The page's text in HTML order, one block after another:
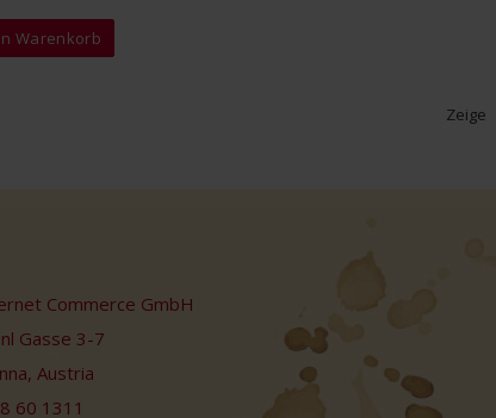
Warenkorb
Zeige
Commerce GmbH
Gasse 3-7
Austria
60 1311